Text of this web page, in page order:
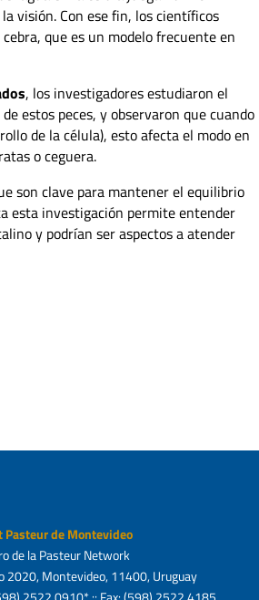
visión. Con ese fin, los científicos
que es un modelo frecuente en
, los investigadores estudiaron el
estos peces, y observaron que cuando
de la célula), esto afecta el modo en
o ceguera.
son clave para mantener el equilibrio
esta investigación permite entender
y podrían ser aspectos a atender
de Montevideo
de la Pasteur Network
2020, Montevideo, 11400, Uruguay